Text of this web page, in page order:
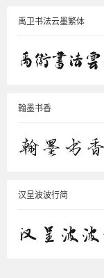
禹卫书法云墨繁体
翰墨书香
汉呈波波行简